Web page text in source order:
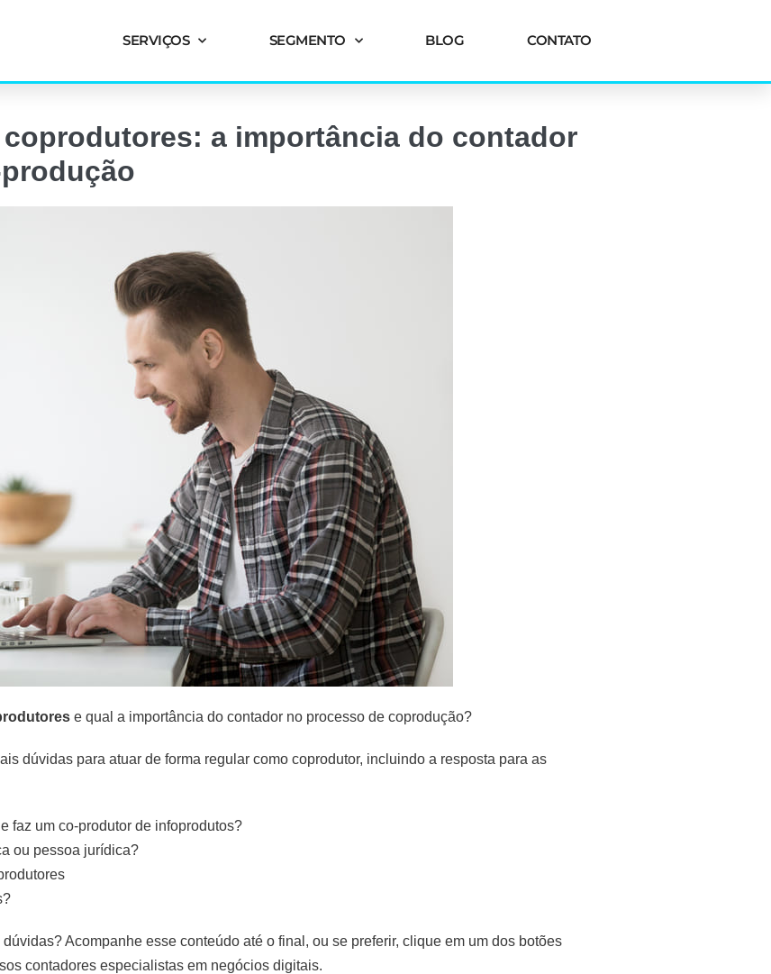
SERVIÇOS SEGMENTO BLOG CONTATO
a importância do contador
e qual a importância do contador no processo de coprodução?
dúvidas para atuar de forma regular como coprodutor, incluindo a resposta para as
faz um co-produtor de infoprodutos?
ou pessoa jurídica?
Acompanhe esse conteúdo até o final, ou se preferir, clique em um dos botões
contadores especialistas em negócios digitais.